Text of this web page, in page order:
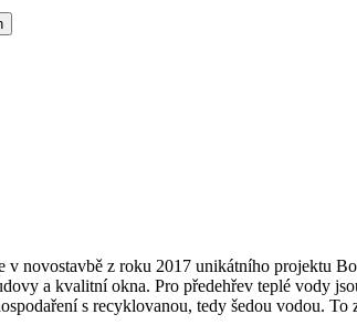
novostavbě z roku 2017 unikátního projektu
a kvalitní okna. Pro předehřev teplé vody
s recyklovanou, tedy šedou vodou.